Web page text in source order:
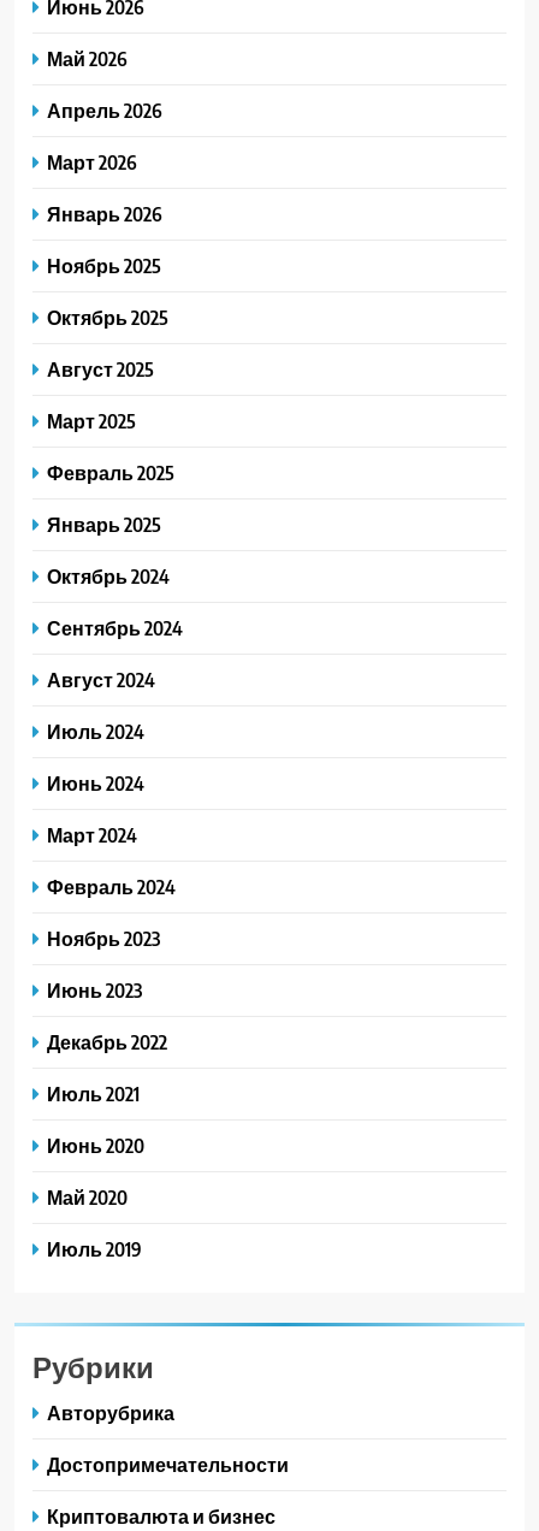
Июнь 2026
Май 2026
Апрель 2026
Март 2026
Январь 2026
Ноябрь 2025
Октябрь 2025
Август 2025
Март 2025
Февраль 2025
Январь 2025
Октябрь 2024
Сентябрь 2024
Август 2024
Июль 2024
Июнь 2024
Март 2024
Февраль 2024
Ноябрь 2023
Июнь 2023
Декабрь 2022
Июль 2021
Июнь 2020
Май 2020
Июль 2019
Рубрики
Авторубрика
Достопримечательности
Криптовалюта и бизнес